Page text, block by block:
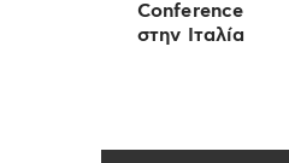
Conference
στην Ιταλία